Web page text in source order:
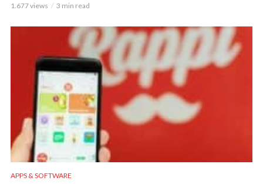
1.677 views 3 min read
APPS & SOFTWARE